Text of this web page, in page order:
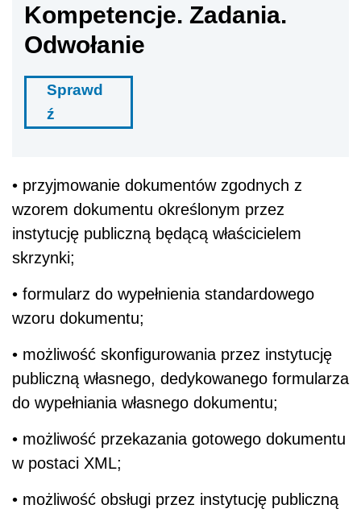
Kompetencje. Zadania.
Odwołanie
Sprawd
ź
• przyjmowanie dokumentów zgodnych z
wzorem dokumentu określonym przez
instytucję publiczną będącą właścicielem
skrzynki;
• formularz do wypełnienia standardowego
wzoru dokumentu;
• możliwość skonfigurowania przez instytucję
publiczną własnego, dedykowanego formularza
do wypełniania własnego dokumentu;
• możliwość przekazania gotowego dokumentu
w postaci XML;
• możliwość obsługi przez instytucję publiczną